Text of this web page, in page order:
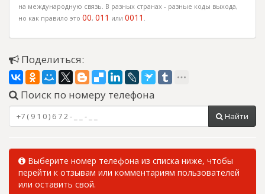
на международную связь. В разных странах - разные коды выхода,
но как правило это 00, 011 или 0011 .
Поделиться:
Поиск по номеру телефона
Найти
Выберите номер телефона из списка ниже, чтобы
перейти к отзывам или комментариям пользователей
или оставить свой.